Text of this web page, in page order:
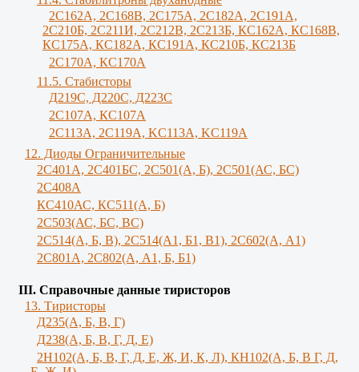
2С162А, 2С168В, 2С175А, 2С182А, 2С191А,
2С210Б, 2С211И, 2С212В, 2С213Б, КС162А, КС168В,
КС175А, КС182А, КС191А, КС210Б, КС213Б
2С170А, КС170А
11.5. Стабисторы
Д219С, Д220С, Д223С
2C107A, КС107А
2С113А, 2С119А, KC113A, KC119A
12. Диоды Ограничительные
2С401А, 2С401БС, 2С501(А, Б), 2С501(АС, БС)
2С408А
КС410АС, КС511(А, Б)
2С503(АС, БС, ВС)
2С514(А, Б, В), 2С514(А1, Б1, В1), 2С602(А, А1)
2С801А, 2С802(А, А1, Б, Б1)
III. Справочные данные тиристоров
13. Тиристоры
Д235(А, Б, В, Г)
Д238(А, Б, В, Г, Д, Е)
2Н102(А, Б, В, Г, Д, Е, Ж, И, К, Л), КН102(А, Б, В Г, Д,